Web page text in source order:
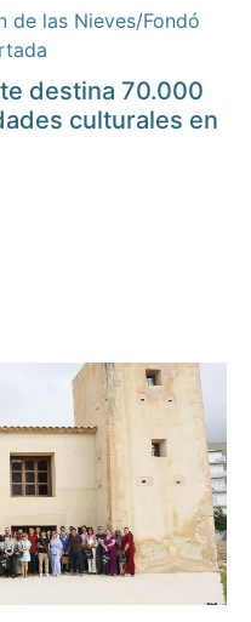
de las Nieves/Fondó
destina 70.000
culturales en